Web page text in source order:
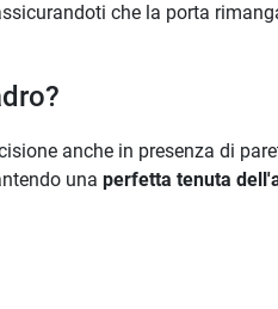
che la porta
anche in presenza di
una perfetta tenuta